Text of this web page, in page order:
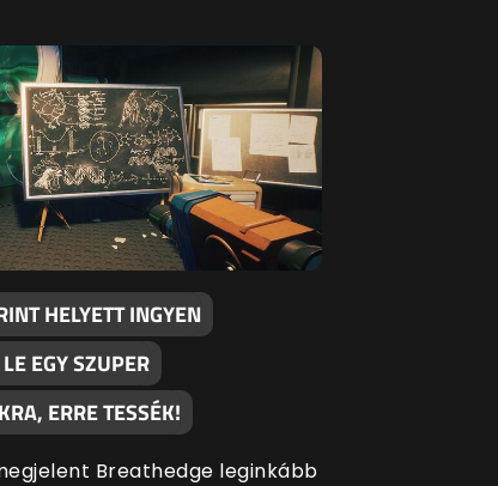
HELYETT INGYEN
EGY SZUPER
ERRE TESSÉK!
Breathedge leginkább